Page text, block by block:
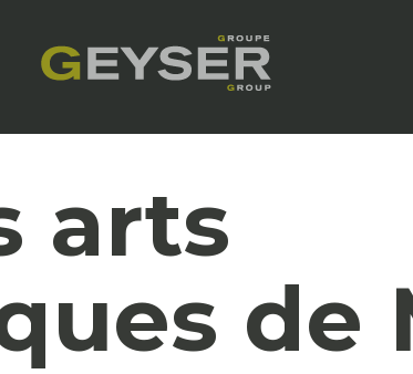
arts
de